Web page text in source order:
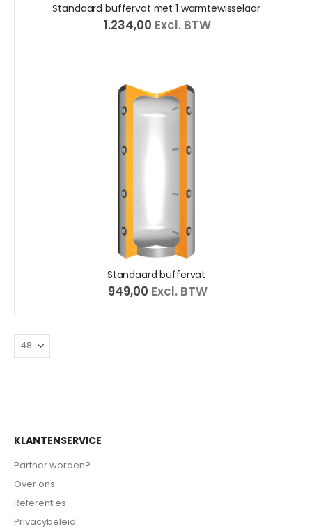
Standaard buffervat met 1 warmtewisselaar
€ 1.234,00 Excl. BTW
Standaard buffervat
€ 949,00 Excl. BTW
KLANTENSERVICE
Partner worden?
Over ons
Referenties
Privacybeleid